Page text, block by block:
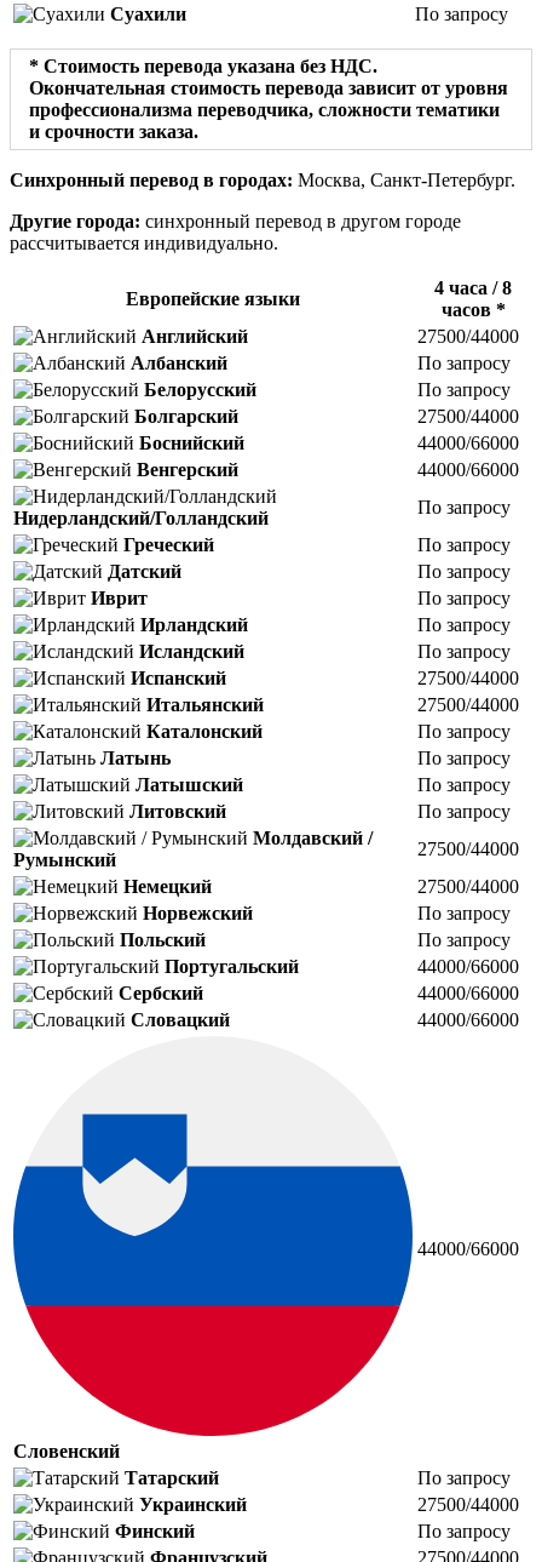
Суахили
По запросу
* Стоимость перевода указана без НДС.
Окончательная стоимость перевода зависит от уровня
профессионализма переводчика, сложности тематики
и срочности заказа.
Синхронный перевод в городах: Москва, Санкт-Петербург.
Другие города: синхронный перевод в другом городе
рассчитывается индивидуально.
Европейские языки
4 часа / 8
часов *
Английский
27500/44000
Албанский
По запросу
Белорусский
По запросу
Болгарский
27500/44000
Боснийский
44000/66000
Венгерский
44000/66000
Нидерландский/Голландский
По запросу
Греческий
По запросу
Датский
По запросу
Иврит
По запросу
Ирландский
По запросу
Исландский
По запросу
Испанский
27500/44000
Итальянский
27500/44000
Каталонский
По запросу
Латынь
По запросу
Латышский
По запросу
Литовский
По запросу
Молдавский /
Румынский
27500/44000
Немецкий
27500/44000
Норвежский
По запросу
Польский
По запросу
Португальский
44000/66000
Сербский
44000/66000
Словацкий
44000/66000
Словенский
44000/66000
Татарский
По запросу
Украинский
27500/44000
Финский
По запросу